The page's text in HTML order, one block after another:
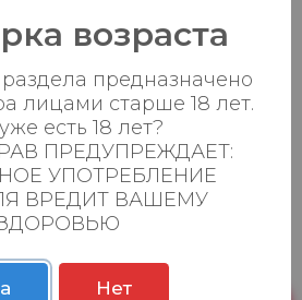
Пн-Вс с 08:00 до
23:00
38 шт.
Пн-Вс с 08:00 до
23:00
Пн-Вс с 09:00 до
возраста
предназначено
лицами старше 18 лет.
есть 18 лет?
ПРЕДУПРЕЖДАЕТ:
УПОТРЕБЛЕНИЕ
ВРЕДИТ ВАШЕМУ
Нет